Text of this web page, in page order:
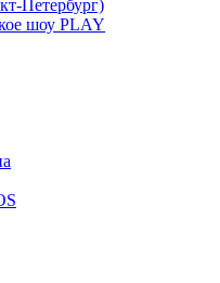
Петербург)
шоу PLAY